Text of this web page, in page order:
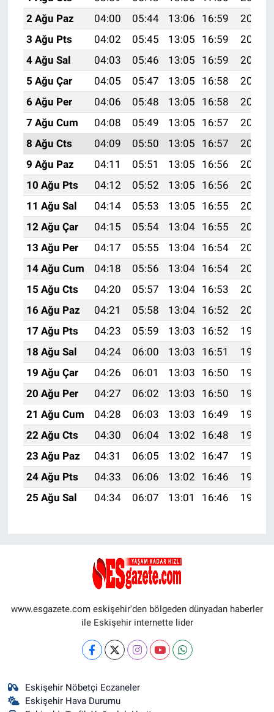
2 Ağu Paz
04:00 05:44 13:06 16:59
20:17
3 Ağu Pts
04:02 05:45 13:05 16:59
20:16
4 Ağu Sal
04:03 05:46 13:05 16:59
20:15
5 Ağu Çar
04:05 05:47 13:05 16:58
20:14
6 Ağu Per
04:06 05:48 13:05 16:58
20:13
7 Ağu Cum
04:08 05:49 13:05 16:57
20:11
8 Ağu Cts
04:09 05:50 13:05 16:57
20:10
9 Ağu Paz
04:11 05:51 13:05 16:56
20:09
10 Ağu Pts
04:12 05:52 13:05 16:56
20:08
11 Ağu Sal
04:14 05:53 13:05 16:55
20:06
12 Ağu Çar
04:15 05:54 13:04 16:55
20:05
13 Ağu Per
04:17 05:55 13:04 16:54
20:04
14 Ağu Cum
04:18 05:56 13:04 16:54
20:02
15 Ağu Cts
04:20 05:57 13:04 16:53
20:01
16 Ağu Paz
04:21 05:58 13:04 16:52
20:00
17 Ağu Pts
04:23 05:59 13:03 16:52
19:58
18 Ağu Sal
04:24 06:00 13:03 16:51
19:57
19 Ağu Çar
04:26 06:01 13:03 16:50
19:55
20 Ağu Per
04:27 06:02 13:03 16:50
19:54
21 Ağu Cum
04:28 06:03 13:03 16:49
19:52
22 Ağu Cts
04:30 06:04 13:02 16:48
19:51
23 Ağu Paz
04:31 06:05 13:02 16:47
19:49
24 Ağu Pts
04:33 06:06 13:02 16:46
19:48
25 Ağu Sal
04:34 06:07 13:01 16:46 19:46
www.esgazete.com eskişehir'den bölgeden dünyadan haberler
ile Eskişehir internette lider
Eskişehir Nöbetçi Eczaneler
Eskişehir Hava Durumu